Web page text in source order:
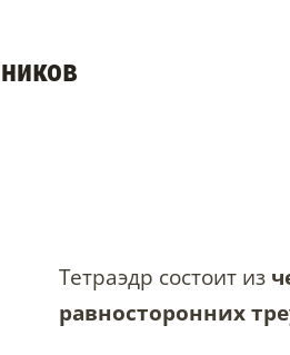
Тетраэдр состоит из
равносторонних